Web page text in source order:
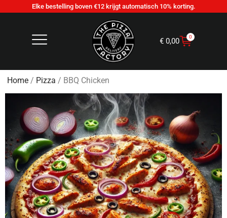
Elke bestelling boven €12 krijgt automatisch 10% korting.
€ 0,00 0
Home / Pizza / BBQ Chicken